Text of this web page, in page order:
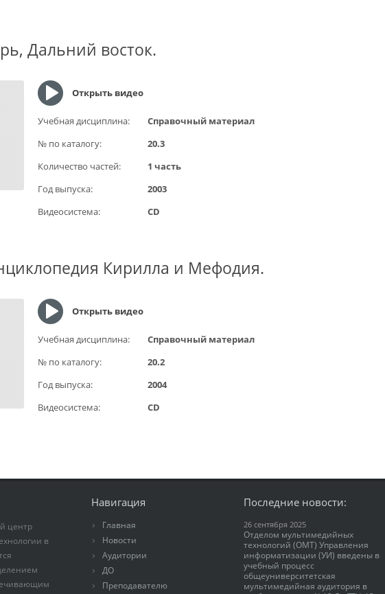
Дальний восток.
Открыть видео
Учебная дисциплина:
Справочный материал
№ по каталогу:
20.3
Количество частей:
1 часть
Год выпуска:
2003
Видеосистема:
CD
Кирилла и Мефодия.
Открыть видео
Учебная дисциплина:
Справочный материал
№ по каталогу:
20.2
Год выпуска:
2004
Видеосистема:
CD
центр
в
Навигация
Главная
Новости
Аудитории
ДО
Преподавателю
Последние новости:
26 сентября 2025
Отделом мультимедийных
технологий (ОМТ) Управления
информатизации (УИ) введены в
учебный процесс
общеуниверситетская
мультимедийная аудитория в